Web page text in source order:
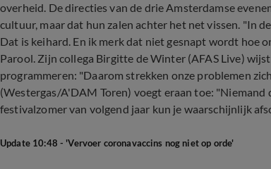
overheid. De directies van de drie Amsterdamse
cultuur, maar dat hun zalen achter het net vissen. "In
Dat is keihard. En ik merk dat niet gesnapt wordt hoe
Parool. Zijn collega Birgitte de Winter (AFAS Live)
programmeren: "Daarom strekken onze problemen
(Westergas/A'DAM Toren) voegt eraan toe:
festivalzomer van volgend jaar kun je waarschijnlijk
Update 10:48 - 'Vervoer coronavaccins nog niet op orde'